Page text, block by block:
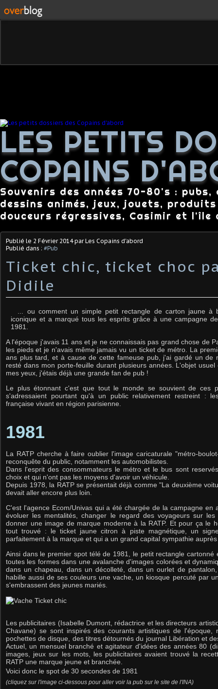
LES PETITS
COPAINS
Souvenirs des années 70-80's :
dessins animés, jeux, jouets,
douceurs régressives, Casimir et l'île
Publié le 2 Février 2014par Les Copains d'abord
Publié dans : #Pub
Ticket chic, ticket choc
Didile
... ou comment un simple petit rectangle de carton jaune à
iconique et a marqué tous les esprits grâce à une campagne
1981.
A l'époque j'avais 11 ans et je ne connaissais pas grand chose de
les pieds et je n'avais même jamais vu un ticket de métro. La
ans plus tard, et à cause de cette fameuse pub, j'ai gardé un de
resté dans mon porte-feuille durant plusieurs années. L'objet
mes yeux, j'étais déjà une grande fan de pub !
Le plus étonnant c'est que tout le monde se souvient de ces
s'adressaient pourtant qu'à un public relativement restreint :
française vivant en région parisienne.
1981
La RATP cherche à faire oublier l'image caricaturale "métro-
reconquête du public, notamment les automobilistes.
Dans l'esprit des consommateurs le métro et le bus sont
choix et qui n'ont pas les moyens d'avoir un véhicule.
Depuis 1978, la RATP se présentait déjà comme "La deuxième
devait aller encore plus loin.
C'est l'agence Ecom/Univas qui a été chargée de la campagne en
évoluer les mentalités, changer le regard des voyageurs sur
donner une image de marque moderne à la RATP. Et pour ça le
tout trouvé : le ticket jaune citron à piste magnétique, un
parfaitement à la marque et qui a un grand capital sympathie
Ainsi dans le premier spot télé de 1981, le petit rectangle cartonné
toutes les formes dans une avalanche d'images colorées et
dans un chapeau, dans un décolleté, dans un ourlet de
habille aussi de ses couleurs une vache, un kiosque percuté par
s'embrassent des jeunes mariés.
Les publicitaires (Isabelle Dumont, rédactrice et les directeurs
Chavane) se sont inspirés des courants artistiques de l'époque,
pochettes de disque, des titres détournés du journal Libération et
Actuel, un mensuel branché et agitateur d'idées des années 80
images, jeux sur les mots, les publicitaires avaient trouvé la
RATP une marque jeune et branchée.
Voici donc le spot de 30 secondes de 1981
(cliquez sur l'image ci-dessous pour aller voir la pub sur le site de l'INA)